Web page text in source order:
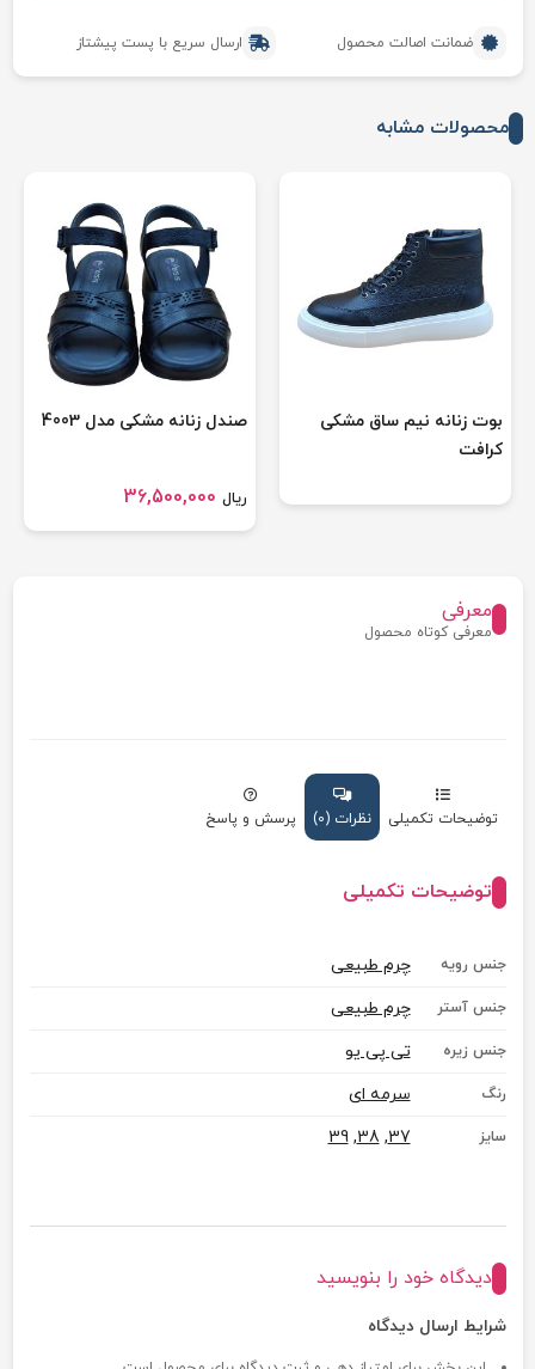
ضمانت اصالت محصول ارسال سریع با پست پیشتاز
محصولات مشابه
بوت زنانه نیم ساق مشکی
کرافت
صندل زنانه مشکی مدل 4003
36,500,000 ریال
معرفی
معرفی کوتاه محصول
توضیحات تکمیلی نظرات (0) پرسش و پاسخ
توضیحات تکمیلی
جنس رویه چرم طبیعی
جنس آستر چرم طبیعی
جنس زیره تی پی یو
رنگ سرمه ای
سایز 37
,
38
,
39
دیدگاه خود را بنویسید
شرایط ارسال دیدگاه